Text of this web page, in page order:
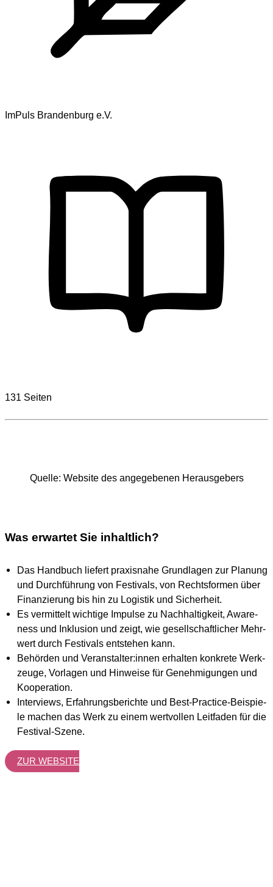
ImPuls Brandenburg e.V.
131 Seiten
Quel­le: Web­site des ange­ge­be­nen Her­aus­ge­bers
Was erwartet Sie inhaltlich?
Das Hand­buch lie­fert pra­xis­na­he Grund­la­gen zur Pla­nung
und Durch­füh­rung von Fes­ti­vals, von Rechts­for­men über
Finan­zie­rung bis hin zu Logis­tik und Sicher­heit.
Es ver­mit­telt wich­ti­ge Impul­se zu Nach­hal­tig­keit, Awa­re­
ness und Inklu­si­on und zeigt, wie gesell­schaft­li­cher Mehr­
wert durch Fes­ti­vals ent­ste­hen kann.
Behör­den und Veranstalter:innen erhal­ten kon­kre­te Werk­
zeu­ge, Vor­la­gen und Hin­wei­se für Geneh­mi­gun­gen und
Koope­ra­ti­on.
Inter­views, Erfah­rungs­be­rich­te und Best-Prac­ti­ce-Bei­spie­
le machen das Werk zu einem wert­vol­len Leit­fa­den für die
Fes­ti­val-Sze­ne.
ZUR WEB­SITE